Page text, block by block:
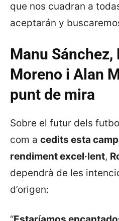
que nos cuadran a
aceptarán y
Manu Sánchez,
Moreno i Alan
punt de mira
Sobre el futur dels
com a cedits esta
rendiment excel·lent,
dependrà de les
d’origen: